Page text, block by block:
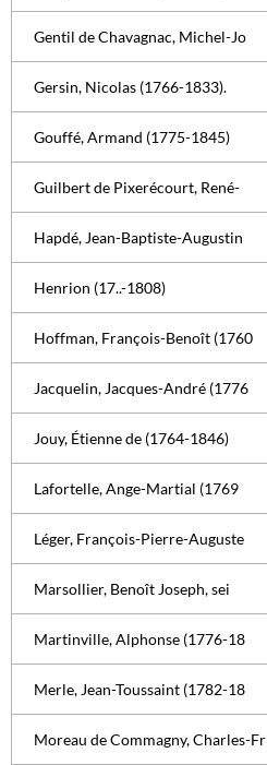
Gentil de Chavagnac, Michel-Jo
Gersin, Nicolas (1766-1833).
Gouffé, Armand (1775-1845)
Guilbert de Pixerécourt, René-
Hapdé, Jean-Baptiste-Augustin
Henrion (17..-1808)
Hoffman, François-Benoît (1760
Jacquelin, Jacques-André (1776
Jouy, Étienne de (1764-1846)
Lafortelle, Ange-Martial (1769
Léger, François-Pierre-Auguste
Marsollier, Benoît Joseph, sei
Martinville, Alphonse (1776-18
Merle, Jean-Toussaint (1782-18
Moreau de Commagny, Charles-Fr